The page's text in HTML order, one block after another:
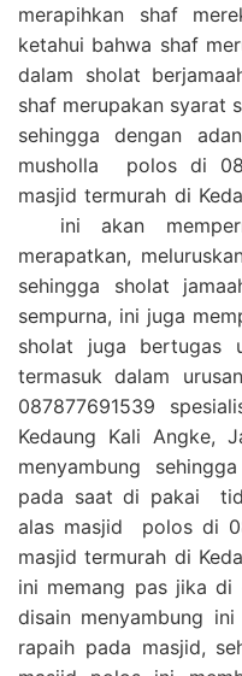
merapihkan shaf
ketahui bahwa shaf
dalam sholat
shaf merupakan syarat
sehingga dengan
musholla polos di
masjid termurah di
ini akan
merapatkan,
sehingga sholat
sempurna, ini juga
sholat juga bertugas
termasuk dalam
087877691539
Kedaung Kali Angke,
menyambung
pada saat di pakai
alas masjid polos di
masjid termurah di
ini memang pas jika
disain menyambung
rapaih pada masjid,